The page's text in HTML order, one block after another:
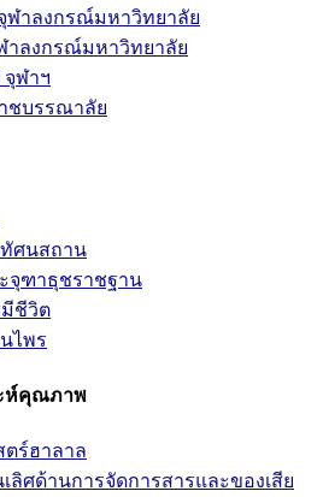
ฬาลงกรณ์มหาวิทยาลัย
าลงกรณ์มหาวิทยาลัย
จุฬาฯ
ชบรรณาลัย
ศนสถาน
ฑาธุชราชฐาน
ชีวิต
ไพร
ห์คุณภาพ
ร์ฮาลาล
ลิศด้านการจัดการสารและของเสีย